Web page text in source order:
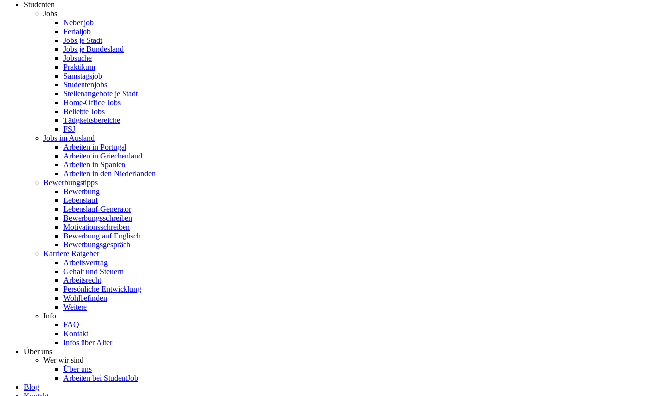
Studenten
Jobs
Nebenjob
Ferialjob
Jobs je Stadt
Jobs je Bundesland
Jobsuche
Praktikum
Samstagsjob
Studentenjobs
Stellenangebote je Stadt
Home-Office Jobs
Beliebte Jobs
Tätigkeitsbereiche
FSJ
Jobs im Ausland
Arbeiten in Portugal
Arbeiten in Griechenland
Arbeiten in Spanien
Arbeiten in den Niederlanden
Bewerbungstipps
Bewerbung
Lebenslauf
Lebenslauf-Generator
Bewerbungsschreiben
Motivationsschreiben
Bewerbung auf Englisch
Bewerbungsgespräch
Karriere Ratgeber
Arbeitsvertrag
Gehalt und Steuern
Arbeitsrecht
Persönliche Entwicklung
Wohlbefinden
Weitere
Info
FAQ
Kontakt
Infos über Alter
Über uns
Wer wir sind
Über uns
Arbeiten bei StudentJob
Blog